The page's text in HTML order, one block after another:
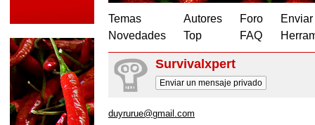
Temas
Novedades
Autores
Top
Foro
FAQ
Survivalxpert
Enviar un mensaje privado
duyrurue@gmail.com